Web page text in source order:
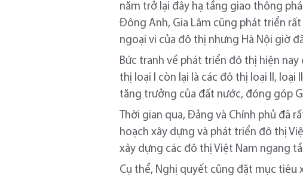
năm trở lại đây hạ tầng giao thông
Đông Anh, Gia Lâm cũng phát triển
ngoại vi của đô thị nhưng Hà Nội giờ
Bức tranh về phát triển đô thị hiện
thị loại I còn lại là các đô thị loại II, loại
tăng trưởng của đất nước, đóng góp
Thời gian qua, Đảng và Chính phủ
hoạch xây dựng và phát triển đô thị
xây dựng các đô thị Việt Nam ngang
Cụ thể, Nghị quyết cũng đặt mục tiêu